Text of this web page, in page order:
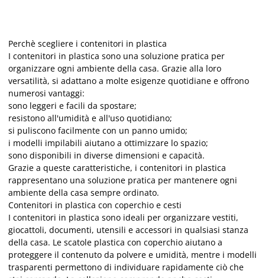
Perchè scegliere i contenitori in plastica
I contenitori in plastica sono una soluzione pratica per
organizzare ogni ambiente della casa. Grazie alla loro
versatilità, si adattano a molte esigenze quotidiane e offrono
numerosi vantaggi:
sono leggeri e facili da spostare;
resistono all'umidità e all'uso quotidiano;
si puliscono facilmente con un panno umido;
i modelli impilabili aiutano a ottimizzare lo spazio;
sono disponibili in diverse dimensioni e capacità.
Grazie a queste caratteristiche, i contenitori in plastica
rappresentano una soluzione pratica per mantenere ogni
ambiente della casa sempre ordinato.
Contenitori in plastica con coperchio e cesti
I contenitori in plastica sono ideali per organizzare vestiti,
giocattoli, documenti, utensili e accessori in qualsiasi stanza
della casa. Le scatole plastica con coperchio aiutano a
proteggere il contenuto da polvere e umidità, mentre i modelli
trasparenti permettono di individuare rapidamente ciò che